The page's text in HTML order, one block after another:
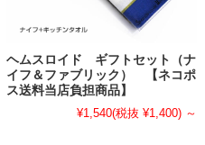
ヘムスロイド ギフトセット（ナ
イフ＆ファブリック） 【ネコポ
ス送料当店負担商品】
¥1,540(税抜 ¥1,400) ～